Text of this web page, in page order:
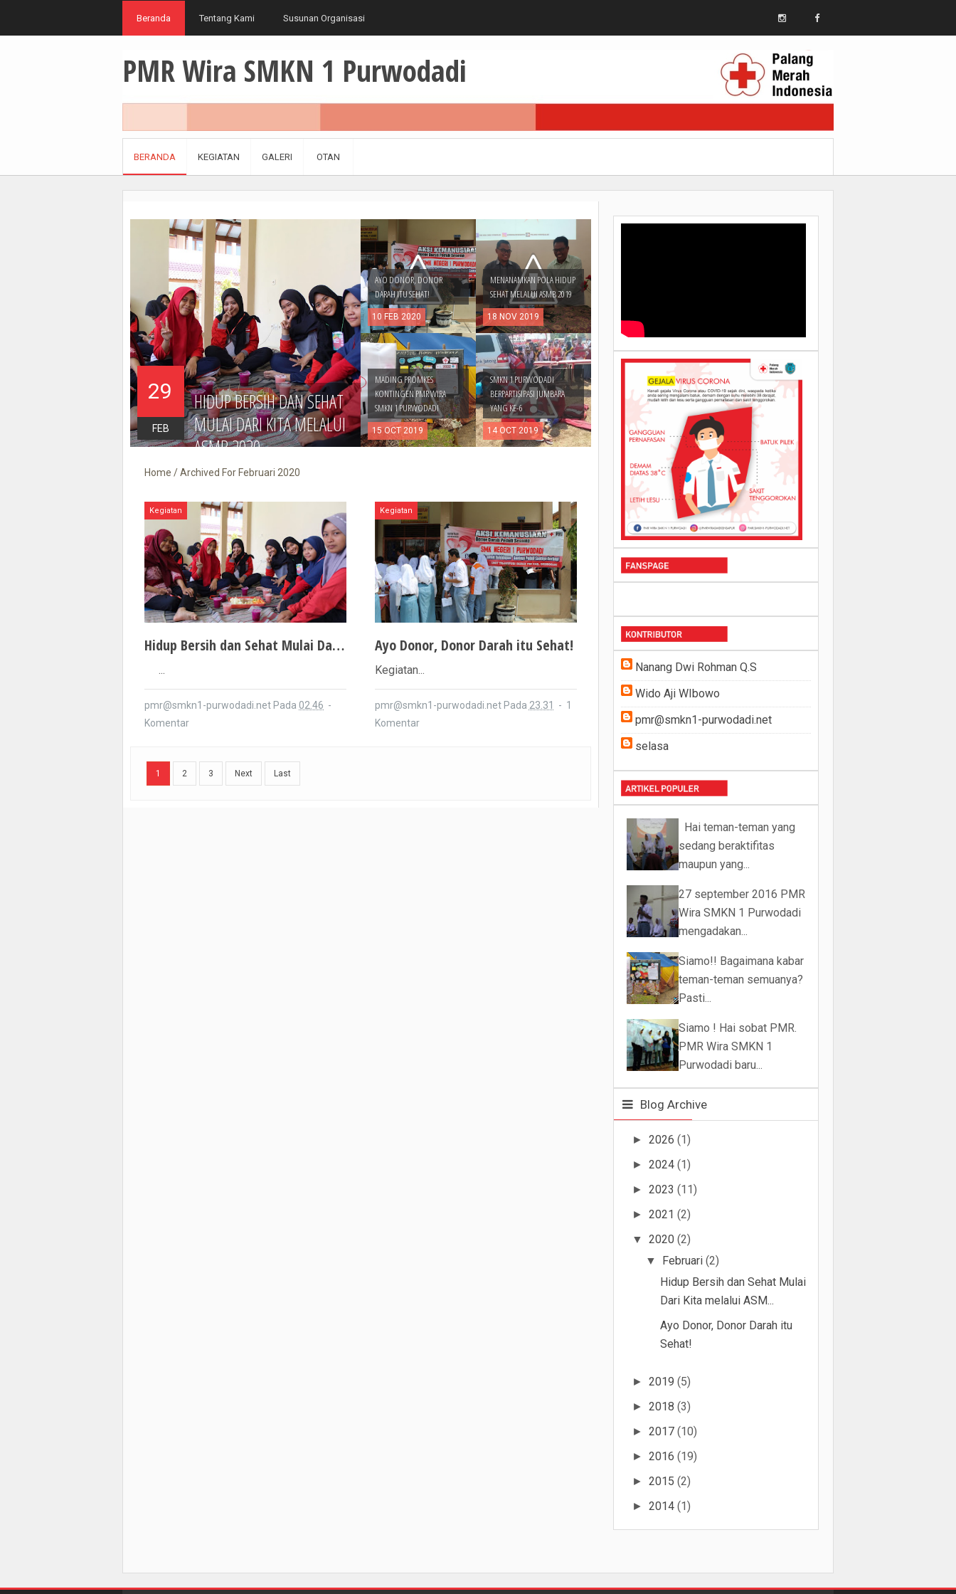
Beranda Tentang Kami Susunan Organisasi
PMR Wira SMKN 1 Purwodadi
BERANDA KEGIATAN GALERI OTAN
HIDUP BERSIH DAN SEHAT
MULAI DARI KITA MELALUI
ASMB 2020
29
FEB
AYO DONOR, DONOR
DARAH ITU SEHAT!
10 FEB 2020
MENANAMKAN POLA HIDUP
SEHAT MELALUI ASMB 2019
18 NOV 2019
MADING PROMKES
KONTINGEN PMR WIRA
SMKN 1 PURWODADI
15 OCT 2019
SMKN 1 PURWODADI
BERPARTISIPASI JUMBARA
YANG KE-6
14 OCT 2019
Home /Archived For Februari 2020
Hidup Bersih dan Sehat Mulai Dari Kita melalui ASMB 2020
Kegiatan
...
pmr@smkn1-purwodadi.net Pada 02.46
Komentar
Ayo Donor, Donor Darah itu Sehat!
Kegiatan
Kegiatan...
pmr@smkn1-purwodadi.net Pada 23.31
1
Komentar
1 2 3 Next Last
Nanang Dwi Rohman Q.S
Wido Aji WIbowo
pmr@smkn1-purwodadi.net
selasa
Hai teman-teman yang
sedang beraktifitas
maupun yang...
27 september 2016 PMR
Wira SMKN 1 Purwodadi
mengadakan...
Siamo!! Bagaimana kabar
teman-teman semuanya?
Pasti...
Siamo ! Hai sobat PMR.
PMR Wira SMKN 1
Purwodadi baru...
Blog Archive
► 2026 (1)
► 2024 (1)
► 2023 (11)
► 2021 (2)
▼ 2020 (2)
▼ Februari (2)
Hidup Bersih dan Sehat Mulai
Dari Kita melalui ASM...
Ayo Donor, Donor Darah itu
Sehat!
► 2019 (5)
► 2018 (3)
► 2017 (10)
► 2016 (19)
► 2015 (2)
► 2014 (1)